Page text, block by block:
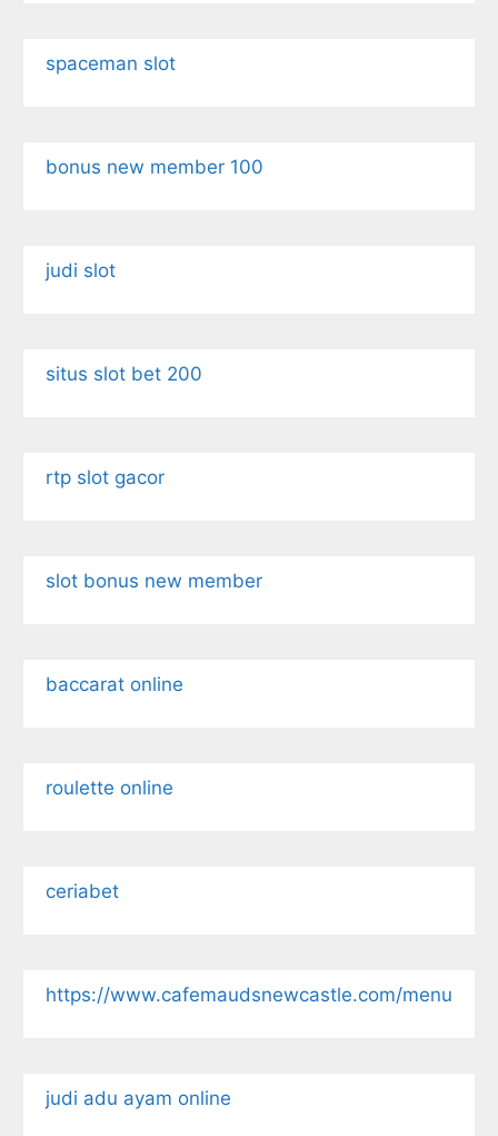
spaceman slot
bonus new member 100
judi slot
situs slot bet 200
rtp slot gacor
slot bonus new member
baccarat online
roulette online
ceriabet
https://www.cafemaudsnewcastle.com/menu
judi adu ayam online